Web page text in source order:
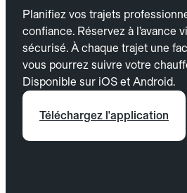
Planifiez vos trajets
confiance. Réservez à l’avance
sécurisé. À chaque trajet une
vous pourrez suivre votre
Disponible sur iOS et Android.
Téléchargez l'application